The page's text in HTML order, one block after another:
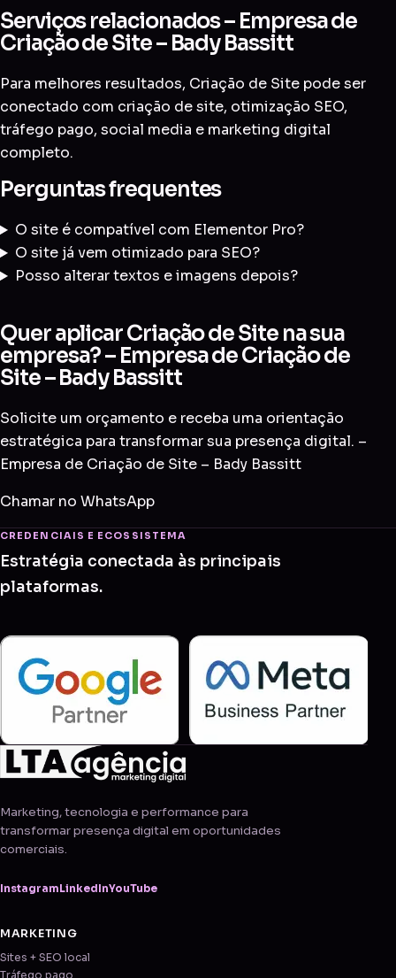
Serviços relacionados – Empresa de
Criação de Site – Bady Bassitt
Para melhores resultados, Criação de Site pode ser
conectado com criação de site, otimização SEO,
tráfego pago, social media e marketing digital
completo.
Perguntas frequentes
O site é compatível com Elementor Pro?
O site já vem otimizado para SEO?
Posso alterar textos e imagens depois?
Quer aplicar Criação de Site na sua
empresa? – Empresa de Criação de
Site – Bady Bassitt
Solicite um orçamento e receba uma orientação
estratégica para transformar sua presença digital. –
Empresa de Criação de Site – Bady Bassitt
Chamar no WhatsApp
CREDENCIAIS E ECOSSISTEMA
Estratégia conectada às principais
plataformas.
Marketing, tecnologia e performance para
transformar presença digital em oportunidades
comerciais.
Instagram LinkedInYouTube
MARKETING
Sites + SEO local